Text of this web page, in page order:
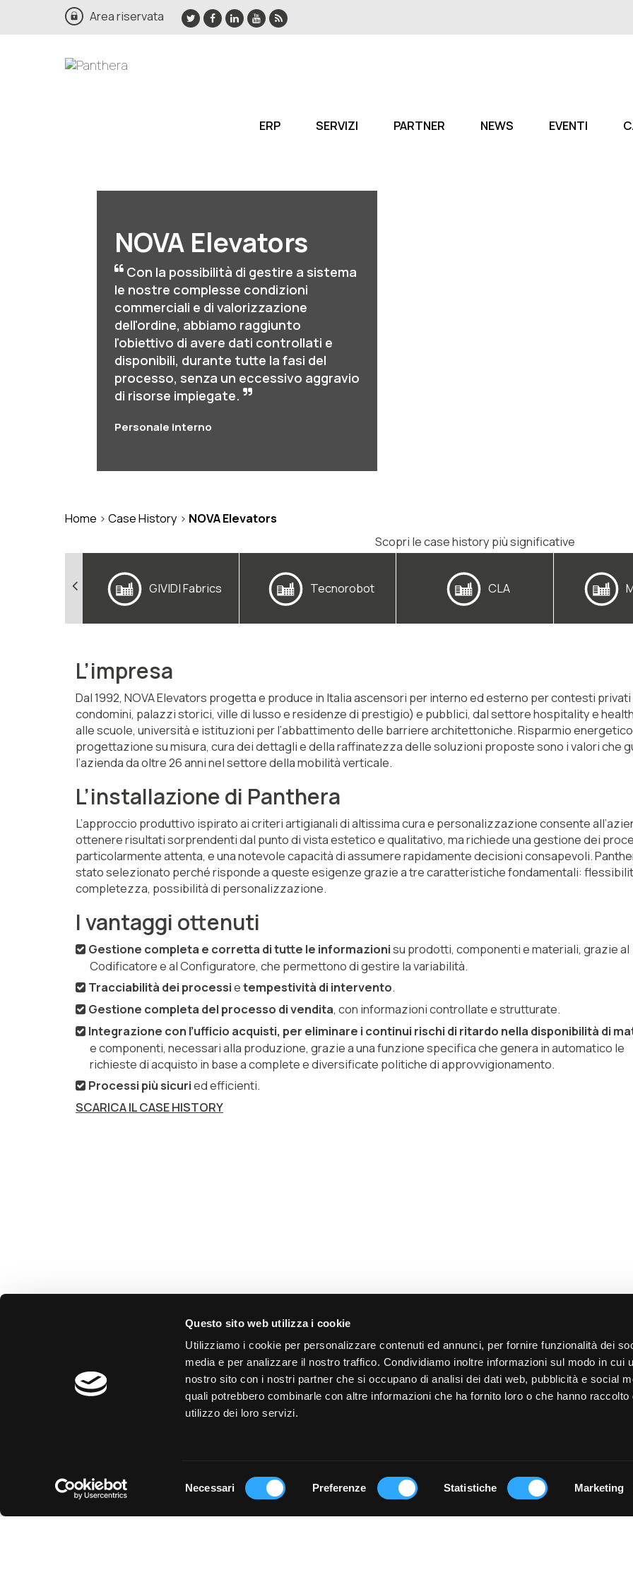
Questo sito web utilizza i cookie
Utilizziamo i cookie per personalizzare contenuti ed annunci, per fornire funzionalità dei
media e per analizzare il nostro traffico. Condividiamo inoltre informazioni sul modo in cui
nostro sito con i nostri partner che si occupano di analisi dei dati web, pubblicità e social
quali potrebbero combinarle con altre informazioni che ha fornito loro o che hanno raccolto
utilizzo dei loro servizi.
Necessari Preferenze Statistiche Marketing
Area riservata
ERP SERVIZI PARTNER NEWS EVENTI
NOVA Elevators
Con la possibilità di gestire a sistema
le nostre complesse condizioni
commerciali e di valorizzazione
dell'ordine, abbiamo raggiunto
l'obiettivo di avere dati controllati e
disponibili, durante tutte la fasi del
processo, senza un eccessivo aggravio
di risorse impiegate.
Personale interno
Home > Case History > NOVA Elevators
Scopri le case history più significative
GIVIDI Fabrics Tecnorobot CLA
L’impresa
Dal 1992, NOVA Elevators progetta e produce in Italia ascensori per interno ed esterno per contesti
condomini, palazzi storici, ville di lusso e residenze di prestigio) e pubblici, dal settore hospitality e
alle scuole, università e istituzioni per l’abbattimento delle barriere architettoniche. Risparmio
progettazione su misura, cura dei dettagli e della raffinatezza delle soluzioni proposte sono i valori che
l’azienda da oltre 26 anni nel settore della mobilità verticale.
L’installazione di Panthera
L’approccio produttivo ispirato ai criteri artigianali di altissima cura e personalizzazione consente
ottenere risultati sorprendenti dal punto di vista estetico e qualitativo, ma richiede una gestione dei
particolarmente attenta, e una notevole capacità di assumere rapidamente decisioni consapevoli.
stato selezionato perché risponde a queste esigenze grazie a tre caratteristiche fondamentali:
completezza, possibilità di personalizzazione.
I vantaggi ottenuti
Gestione completa e corretta di tutte le informazionisu prodotti, componenti e materiali, grazie al
Codificatore e al Configuratore, che permettono di gestire la variabilità.
Tracciabilità dei processietempestività di intervento.
Gestione completa del processo di vendita, con informazioni controllate e strutturate.
Integrazione con l’ufficio acquisti, per eliminare i continui rischi di ritardo nella disponibilità di
e componenti, necessari alla produzione, grazie a una funzione specifica che genera in automatico le
richieste di acquisto in base a complete e diversificate politiche di approvvigionamento.
Processi più sicuried efficienti.
SCARICA IL CASE HISTORY